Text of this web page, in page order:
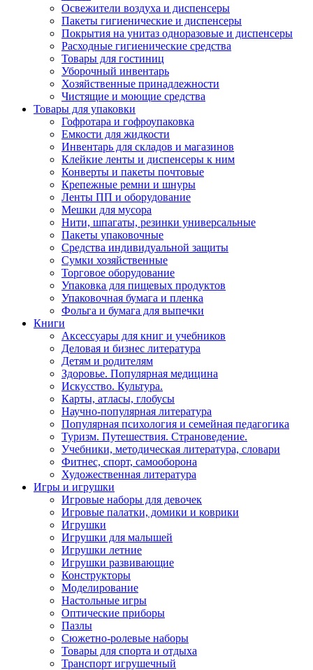
Освежители воздуха и диспенсеры
Пакеты гигиенические и диспенсеры
Покрытия на унитаз одноразовые и диспенсеры
Расходные гигиенические средства
Товары для гостиниц
Уборочный инвентарь
Хозяйственные принадлежности
Чистящие и моющие средства
Товары для упаковки
Гофротара и гофроупаковка
Емкости для жидкости
Инвентарь для складов и магазинов
Клейкие ленты и диспенсеры к ним
Конверты и пакеты почтовые
Крепежные ремни и шнуры
Ленты ПП и оборудование
Мешки для мусора
Нити, шпагаты, резинки универсальные
Пакеты упаковочные
Средства индивидуальной защиты
Сумки хозяйственные
Торговое оборудование
Упаковка для пищевых продуктов
Упаковочная бумага и пленка
Фольга и бумага для выпечки
Книги
Аксессуары для книг и учебников
Деловая и бизнес литература
Детям и родителям
Здоровье. Популярная медицина
Искусство. Культура.
Карты, атласы, глобусы
Научно-популярная литература
Популярная психология и семейная педагогика
Туризм. Путешествия. Страноведение.
Учебники, методическая литература, словари
Фитнес, спорт, самооборона
Художественная литература
Игры и игрушки
Игровые наборы для девочек
Игровые палатки, домики и коврики
Игрушки
Игрушки для малышей
Игрушки летние
Игрушки развивающие
Конструкторы
Моделирование
Настольные игры
Оптические приборы
Пазлы
Сюжетно-ролевые наборы
Товары для спорта и отдыха
Транспорт игрушечный